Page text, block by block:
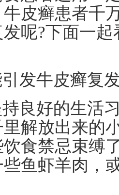
皮癣患者千
呢?下面一
发牛皮癣复
良好的生活
解放出来的
食禁忌束缚
鱼虾羊肉，